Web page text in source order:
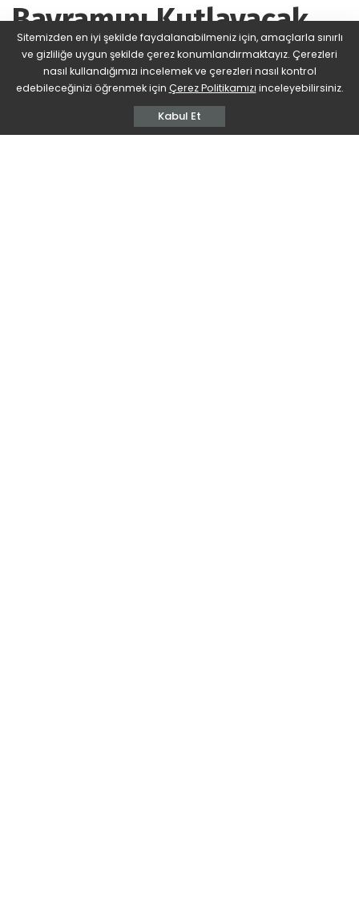
Bayramını Kutlayacak
Posted
by
BDU 760 Views Yorum Ekle
Sitemizden en iyi şekilde faydalanabilmeniz için, amaçlarla sınırlı
ve gizliliğe uygun şekilde çerez konumlandırmaktayız. Çerezleri
nasıl kullandığımızı incelemek ve çerezleri nasıl kontrol
edebileceğinizi öğrenmek için Çerez Politikamızı inceleyebilirsiniz.
Kabul Et